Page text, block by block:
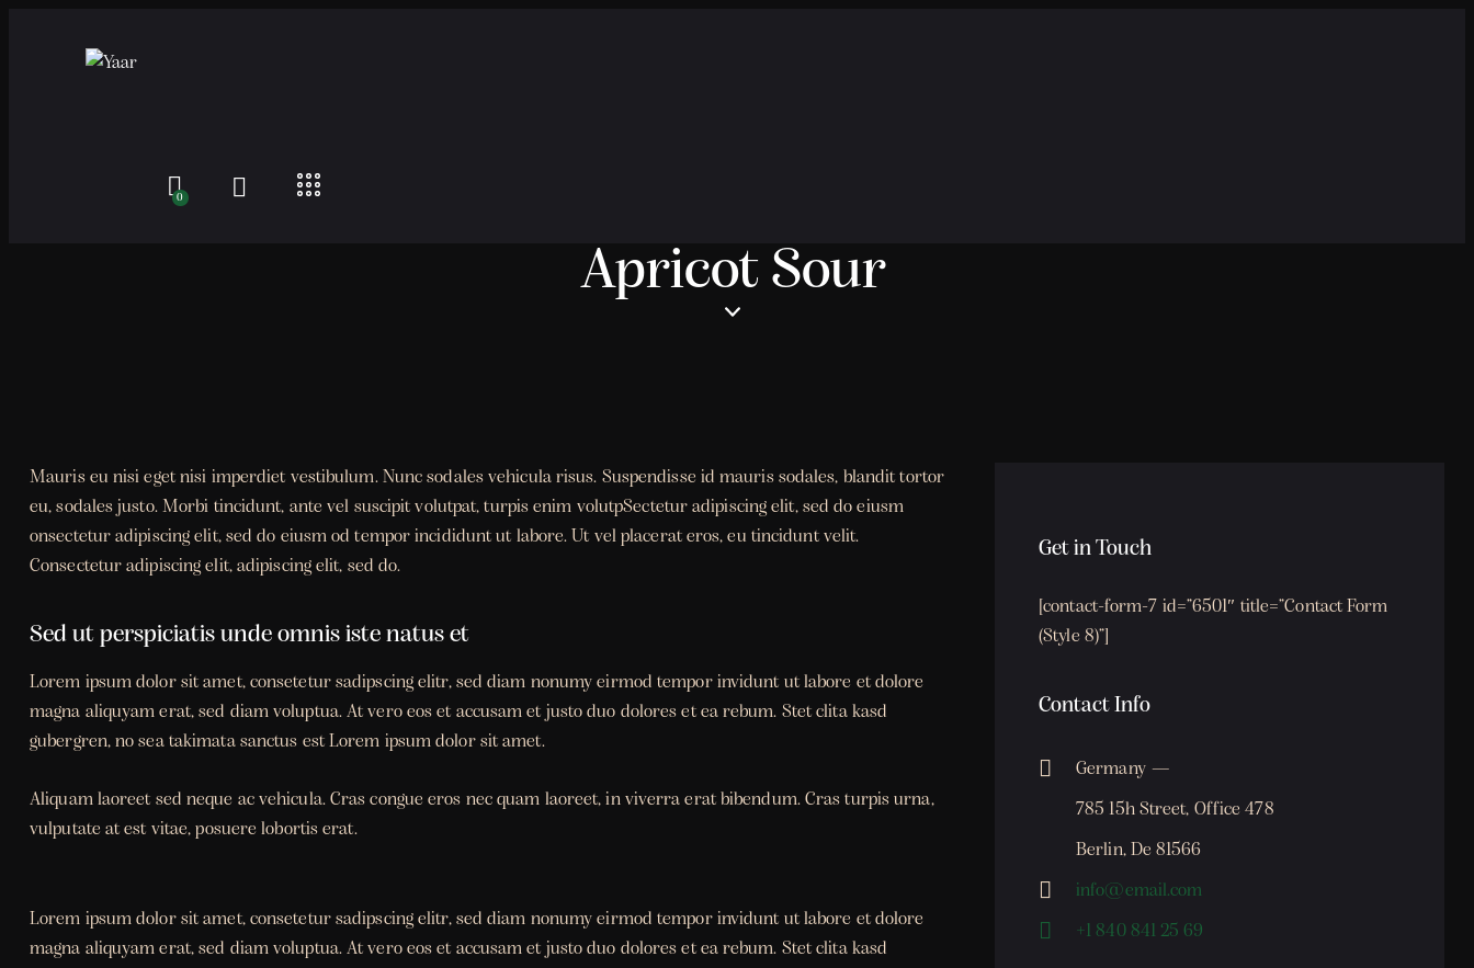
0
Apricot Sour
Mauris eu nisi eget nisi imperdiet vestibulum. Nunc sodales vehicula risus. Suspendisse id mauris sodales, blandit tortor
eu, sodales justo. Morbi tincidunt, ante vel suscipit volutpat, turpis enim volutpSectetur adipiscing elit, sed do eiusm
onsectetur adipiscing elit, sed do eiusm od tempor incididunt ut labore. Ut vel placerat eros, eu tincidunt velit.
Consectetur adipiscing elit, adipiscing elit, sed do.
Sed ut perspiciatis unde omnis iste natus et
Lorem ipsum dolor sit amet, consetetur sadipscing elitr, sed diam nonumy eirmod tempor invidunt ut labore et dolore
magna aliquyam erat, sed diam voluptua. At vero eos et accusam et justo duo dolores et ea rebum. Stet clita kasd
gubergren, no sea takimata sanctus est Lorem ipsum dolor sit amet.
Aliquam laoreet sed neque ac vehicula. Cras congue eros nec quam laoreet, in viverra erat bibendum. Cras turpis urna,
vulputate at est vitae, posuere lobortis erat.
Lorem ipsum dolor sit amet, consetetur sadipscing elitr, sed diam nonumy eirmod tempor invidunt ut labore et dolore
magna aliquyam erat, sed diam voluptua. At vero eos et accusam et justo duo dolores et ea rebum. Stet clita kasd
Get in Touch
[contact-form-7 id=”6501″ title=”Contact Form
(Style 8)”]
Contact Info
Germany —
785 15h Street, Office 478
Berlin, De 81566
info@email.com
+1 840 841 25 69